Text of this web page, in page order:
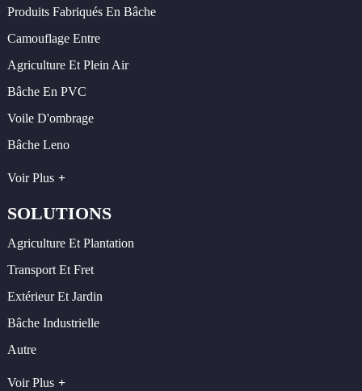
Produits Fabriqués En Bâche
Camouflage Entre
Agriculture Et Plein Air
Bâche En PVC
Voile D'ombrage
Bâche Leno
Voir Plus
SOLUTIONS
Agriculture Et Plantation
Transport Et Fret
Extérieur Et Jardin
Bâche Industrielle
Autre
Voir Plus